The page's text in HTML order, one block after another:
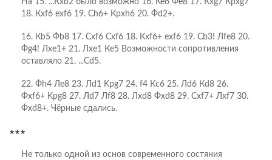
На 15. ...Кхb2 было возможно 16. Ке6 Фе8 17. Кхg7 Крхg7
18. Кхf6 ехf6 19. Сh6+ Крхh6 20. Фd2+.
16. Кb5 Фb8 17. Сxf6 Сxf6 18. Кxf6+ exf6 19. Сb3! Лfe8 20.
Фg4! Лxe1+ 21. Лxe1 Кe5 Возможности сопротивления
оставляло 21. ...Сd5.
22. Фh4 Лe8 23. Лd1 Kрg7 24. f4 Кc6 25. Лd6 Кd8 26.
Фxf6+ Kрg8 27. Лd7 Лf8 28. Лxd8 Фxd8 29. Сxf7+ Лxf7 30.
Фxd8+. Чёрные сдались.
***
Не только одной из основ современного состяния